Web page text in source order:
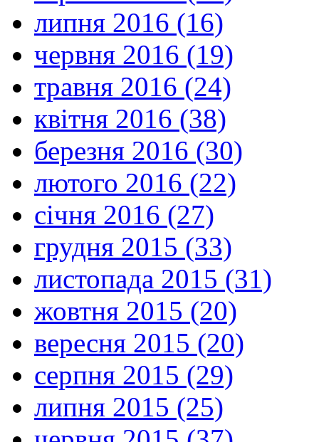
липня 2016 (16)
червня 2016 (19)
травня 2016 (24)
квітня 2016 (38)
березня 2016 (30)
лютого 2016 (22)
січня 2016 (27)
грудня 2015 (33)
листопада 2015 (31)
жовтня 2015 (20)
вересня 2015 (20)
серпня 2015 (29)
липня 2015 (25)